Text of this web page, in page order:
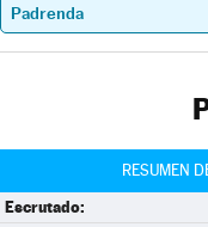
RESUMEN
Escrutado: